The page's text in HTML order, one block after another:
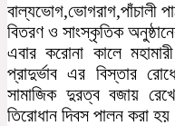
বাল্যভোগ,ভোগরাগ,পাঁচালী
বিতরণ ও সাংস্কৃতিক
এবার করোনা কালে
প্রাদুর্ভাব এর বিস্তার
সামাজিক দুরত্ব বজায়
তিরোধান দিবস পালন করা